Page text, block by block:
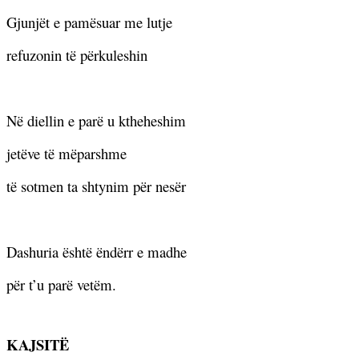
Gjunjët e pamësuar me lutje
refuzonin të përkuleshin
Në diellin e parë u ktheheshim
jetëve të mëparshme
të sotmen ta shtynim për nesër
Dashuria është ëndërr e madhe
për t’u parë vetëm.
KAJSITË